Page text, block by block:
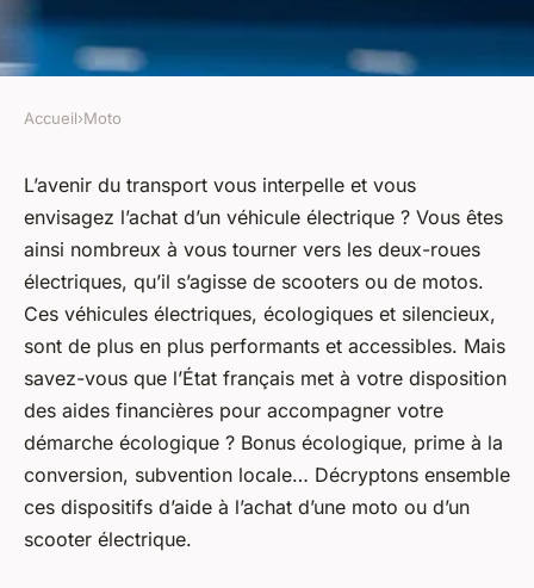
Quelles sont les aides
financières pour l'achat d'une
moto électrique ?
Charles•24 décembre 2023• 5 min de lecture
Accueil›Moto
L’avenir du transport vous interpelle et vous
envisagez l’achat d’un véhicule électrique ? Vous êtes
ainsi nombreux à vous tourner vers les deux-roues
électriques, qu’il s’agisse de scooters ou de motos.
Ces véhicules électriques, écologiques et silencieux,
sont de plus en plus performants et accessibles. Mais
savez-vous que l’État français met à votre disposition
des aides financières pour accompagner votre
démarche écologique ? Bonus écologique, prime à la
conversion, subvention locale… Décryptons ensemble
ces dispositifs d’aide à l’achat d’une moto ou d’un
scooter électrique.